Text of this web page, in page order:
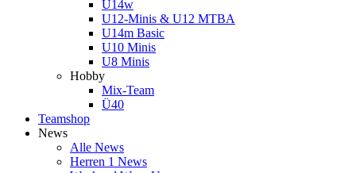
U14w
U12-Minis & U12 MTBA
U14m Basic
U10 Minis
U8 Minis
Hobby
Mix-Team
Ü40
Teamshop
News
Alle News
Herren 1 News